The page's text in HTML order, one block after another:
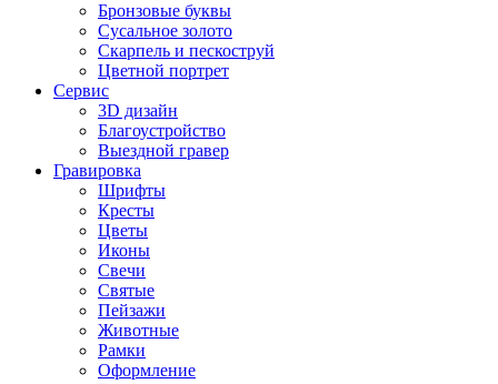
Бронзовые буквы
Сусальное золото
Скарпель и пескоструй
Цветной портрет
Сервис
3D дизайн
Благоустройство
Выездной гравер
Гравировка
Шрифты
Кресты
Цветы
Иконы
Свечи
Святые
Пейзажи
Животные
Рамки
Оформление